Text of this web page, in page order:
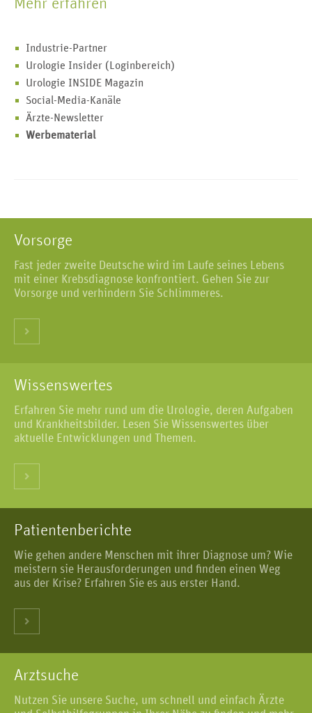
Industrie-Partner
Urologie Insider (Loginbereich)
Urologie INSIDE Magazin
Social-Media-Kanäle
Ärzte-Newsletter
Werbematerial
Vorsorge
Fast jeder zweite Deutsche wird im Laufe seines Lebens
mit einer Krebsdiagnose konfrontiert. Gehen Sie zur
Vorsorge und verhindern Sie Schlimmeres.
Wissenswertes
Erfahren Sie mehr rund um die Urologie, deren Aufgaben
und Krankheitsbilder. Lesen Sie Wissenswertes über
aktuelle Entwicklungen und Themen.
Patientenberichte
Wie gehen andere Menschen mit ihrer Diagnose um? Wie
meistern sie Herausforderungen und finden einen Weg
aus der Krise? Erfahren Sie es aus erster Hand.
Arztsuche
Nutzen Sie unsere Suche, um schnell und einfach Ärzte